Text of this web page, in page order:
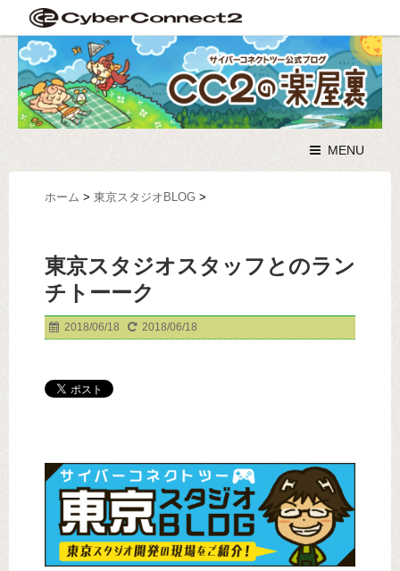
MENU
ホーム > 東京スタジオBLOG >
東京スタジオスタッフとのラン
チトーーク
2018/06/18 2018/06/18